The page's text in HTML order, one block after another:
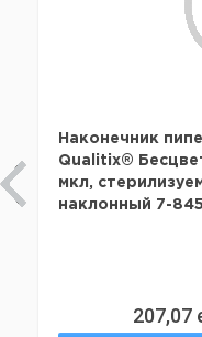
Наконечник
Qualitix®
мкл,
наклонный 7-
207,07